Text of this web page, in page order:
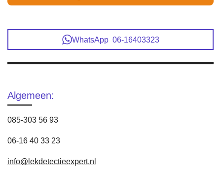
WhatsApp 06-16403323
Algemeen:
085-303 56 93
06-16 40 33 23
info@lekdetectieexpert.nl